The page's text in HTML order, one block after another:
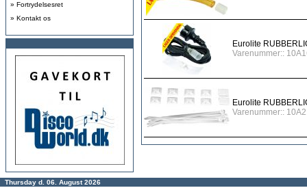
» Fortrydelsesret
» Kontakt os
Eurolite
Varenummer::
Eurolite
Varenummer::
Thursday d. 06. August 2026